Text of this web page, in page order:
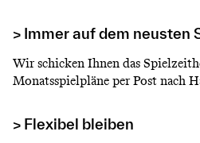
> Immer auf dem neusten
Wir schicken Ihnen das
Monatsspielpläne per Post nach
> Flexibel bleiben